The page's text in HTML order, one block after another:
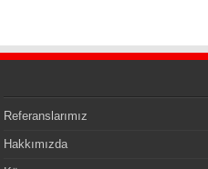
Referanslarımız
Hakkımızda